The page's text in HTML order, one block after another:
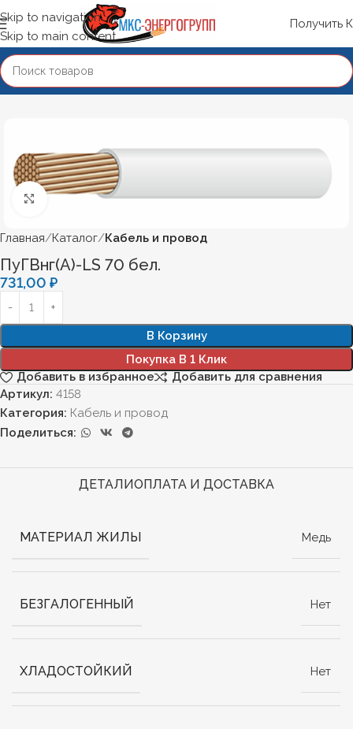
Skip to navigation
Skip to main content
Получить
Нажмите, чтобы увеличить
Главная Каталог Кабель и провод
ПуГВнг(А)-LS 70 бел.
731,00 ₽
В Корзину
Покупка В 1 Клик
Добавить в избранное
Добавить для сравнения
Артикул: 4158
Категория: Кабель и провод
Поделиться:
ДЕТАЛИОПЛАТА И ДОСТАВКА
МАТЕРИАЛ ЖИЛЫ Медь
БЕЗГАЛОГЕННЫЙ Нет
ХЛАДОСТОЙКИЙ Нет